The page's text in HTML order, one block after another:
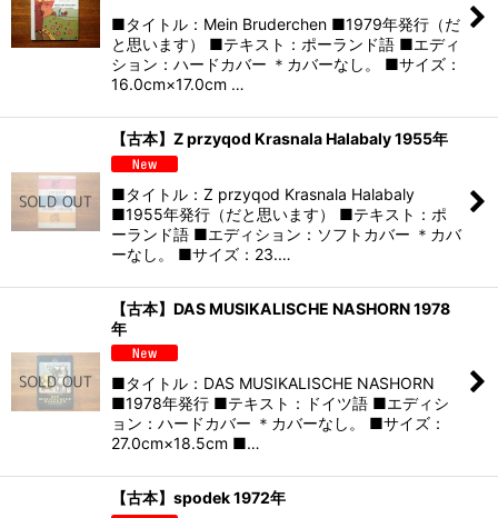
■タイトル：Mein Bruderchen ■1979年発行（だ
と思います） ■テキスト：ポーランド語 ■エディ
ション：ハードカバー ＊カバーなし。 ■サイズ：
16.0cm×17.0cm …
【古本】Z przyqod Krasnala Halabaly 1955年
■タイトル：Z przyqod Krasnala Halabaly
■1955年発行（だと思います） ■テキスト：ポ
ーランド語 ■エディション：ソフトカバー ＊カバ
ーなし。 ■サイズ：23.…
【古本】DAS MUSIKALISCHE NASHORN 1978
年
■タイトル：DAS MUSIKALISCHE NASHORN
■1978年発行 ■テキスト：ドイツ語 ■エディシ
ョン：ハードカバー ＊カバーなし。 ■サイズ：
27.0cm×18.5cm ■…
【古本】spodek 1972年